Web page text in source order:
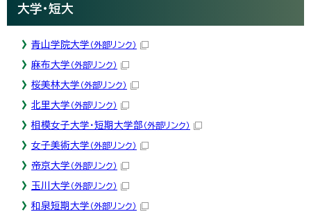
大学・短大
青山学院大学 （外部リンク）
麻布大学 （外部リンク）
桜美林大学 （外部リンク）
北里大学 （外部リンク）
相模女子大学・短期大学部 （外部リンク）
女子美術大学 （外部リンク）
帝京大学 （外部リンク）
玉川大学 （外部リンク）
和泉短期大学 （外部リンク）